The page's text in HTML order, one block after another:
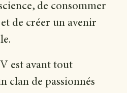
de consommer
de créer un avenir
est avant tout
clan de passionnés